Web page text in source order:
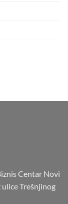
Centar Novi
Trešnjinog